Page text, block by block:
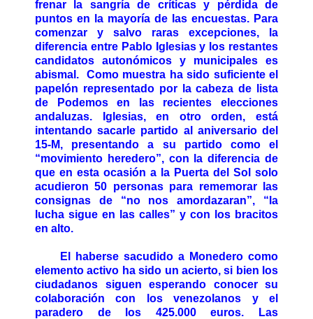
frenar la sangría de críticas y pérdida de
puntos en la mayoría de las encuestas. Para
comenzar y salvo raras excepciones, la
diferencia entre Pablo Iglesias y los restantes
candidatos autonómicos y municipales es
abismal. Como muestra ha sido suficiente el
papelón representado por la cabeza de lista
de Podemos en las recientes elecciones
andaluzas. Iglesias, en otro orden, está
intentando sacarle partido al aniversario del
15-M, presentando a su partido como el
“movimiento heredero”, con la diferencia de
que en esta ocasión a la Puerta del Sol solo
acudieron 50 personas para rememorar las
consignas de “no nos amordazaran”, “la
lucha sigue en las calles” y con los bracitos
en alto.
El haberse sacudido a Monedero como
elemento activo ha sido un acierto, si bien los
ciudadanos siguen esperando conocer su
colaboración con los venezolanos y el
paradero de los 425.000 euros. Las